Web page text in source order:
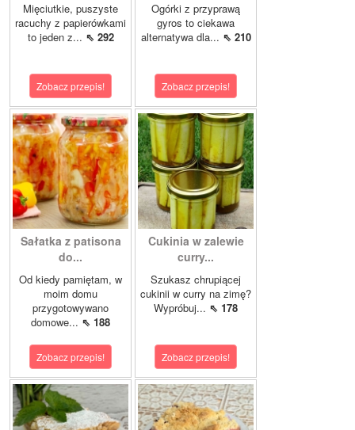
Mięciutkie, puszyste
racuchy z papierówkami
to jeden z... ⇖ 292
Zobacz przepis!
Ogórki z przyprawą
gyros to ciekawa
alternatywa dla... ⇖ 210
Zobacz przepis!
Sałatka z patisona
do...
Od kiedy pamiętam, w
moim domu
przygotowywano
domowe... ⇖ 188
Zobacz przepis!
Cukinia w zalewie
curry...
Szukasz chrupiącej
cukinii w curry na zimę?
Wypróbuj... ⇖ 178
Zobacz przepis!